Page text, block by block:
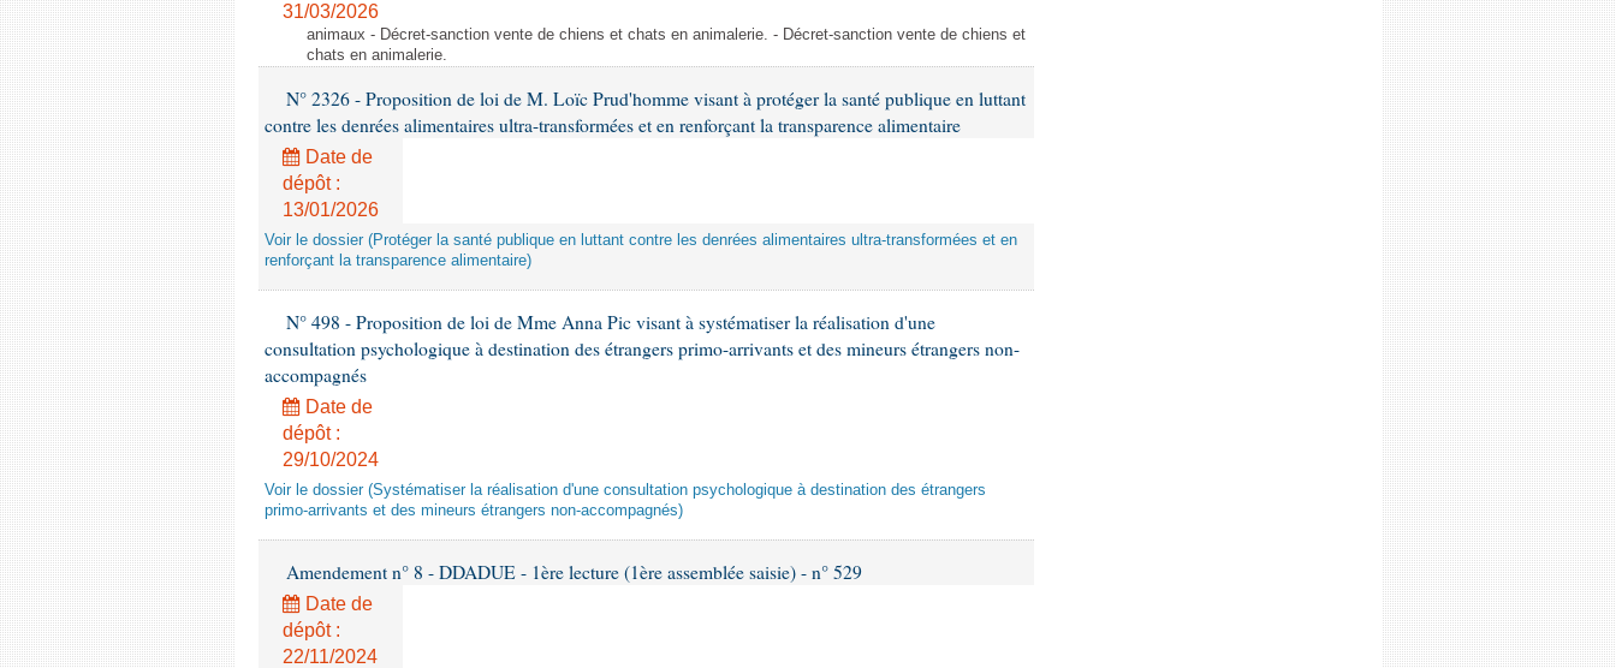
31/03/2026
animaux - Décret-sanction vente de chiens et chats en animalerie. - Décret-sanction vente de chiens et
chats en animalerie.
N° 2326 - Proposition de loi de M. Loïc Prud'homme visant à protéger la santé publique en luttant
contre les denrées alimentaires ultra-transformées et en renforçant la transparence alimentaire
Date de
dépôt :
13/01/2026
Voir le dossier (Protéger la santé publique en luttant contre les denrées alimentaires ultra-transformées et en
renforçant la transparence alimentaire)
N° 498 - Proposition de loi de Mme Anna Pic visant à systématiser la réalisation d'une
consultation psychologique à destination des étrangers primo-arrivants et des mineurs étrangers non-
accompagnés
Date de
dépôt :
29/10/2024
Voir le dossier (Systématiser la réalisation d'une consultation psychologique à destination des étrangers
primo-arrivants et des mineurs étrangers non-accompagnés)
Amendement n° 8 - DDADUE - 1ère lecture (1ère assemblée saisie) - n° 529
Date de
dépôt :
22/11/2024